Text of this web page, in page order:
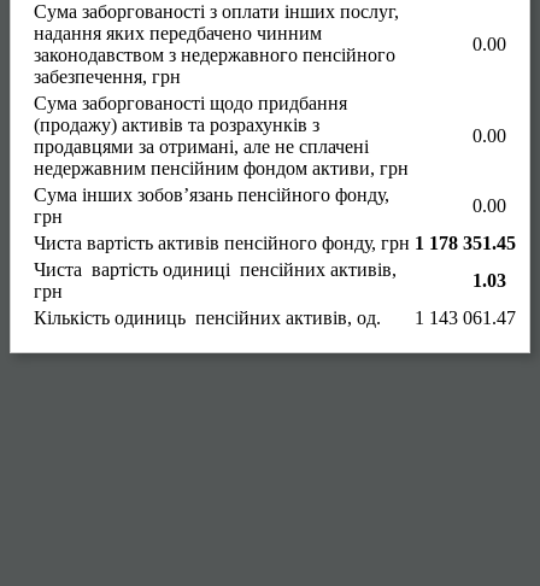
Сума заборгованості з оплати інших послуг,
надання яких передбачено чинним
законодавством з недержавного пенсійного
забезпечення, грн
0.00
Сума заборгованості щодо придбання
(продажу) активів та розрахунків з
продавцями за отримані, але не сплачені
недержавним пенсійним фондом активи, грн
0.00
Сума інших зобов’язань пенсійного фонду,
грн
0.00
Чиста вартість активів пенсійного фонду, грн 1 178 351.45
Чиста вартість одиниці пенсійних активів,
грн
1.03
Кількість одиниць пенсійних активів, од.
1 143 061.47